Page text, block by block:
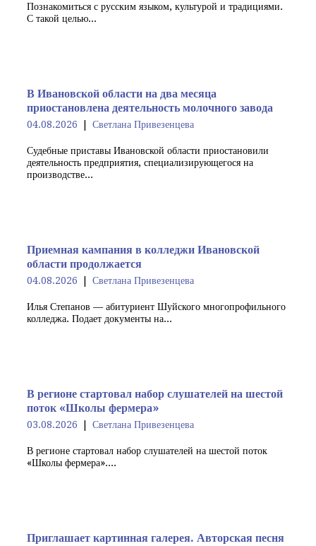
Познакомиться с русским языком, культурой и традициями.
С такой целью...
В Ивановской области на два месяца
приостановлена деятельность молочного завода
04.08.2026 Светлана Привезенцева
Судебные приставы Ивановской области приостановили
деятельность предприятия, специализирующегося на
производстве...
Приемная кампания в колледжи Ивановской
области продолжается
04.08.2026 Светлана Привезенцева
Илья Степанов — абитуриент Шуйского многопрофильного
колледжа. Подает документы на...
В регионе стартовал набор слушателей на шестой
поток «Школы фермера»
03.08.2026 Светлана Привезенцева
В регионе стартовал набор слушателей на шестой поток
«Школы фермера»....
Приглашает картинная галерея. Авторская песня